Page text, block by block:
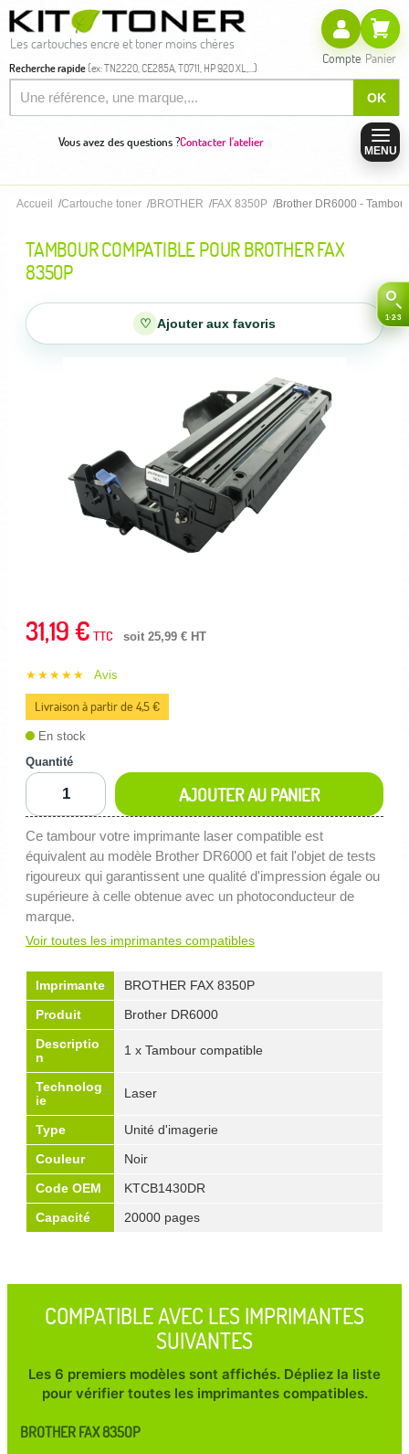
Les cartouches encre et toner moins chères
Recherche rapide(ex: TN2220, CE285A, T0711, HP 920 XL,...)
OK
Compte Panier
Vous avez des questions ?Contacter l'atelier
MENU
Accueil Cartouche toner BROTHER FAX 8350P Brother DR6000 -
TAMBOUR COMPATIBLE POUR BROTHER FAX
8350P
♡ Ajouter aux favoris
31,19 € TTC soit 25,99 € HT
★★★★★ Avis
Livraison à partir de 4,5 €
En stock
Quantité
AJOUTER AU PANIER
Ce tambour votre imprimante laser compatible est
équivalent au modèle Brother DR6000 et fait l'objet de tests
rigoureux qui garantissent une qualité d'impression égale ou
supérieure à celle obtenue avec un photoconducteur de
marque.
Voir toutes les imprimantes compatibles
Imprimante
BROTHER FAX 8350P
Produit
Brother DR6000
Descriptio
n
1 x Tambour compatible
Technolog
ie
Laser
Type
Unité d'imagerie
Couleur
Noir
Code OEM
KTCB1430DR
Capacité
20000 pages
COMPATIBLE AVEC LES IMPRIMANTES
SUIVANTES
Les 6 premiers modèles sont affichés. Dépliez la liste
pour vérifier toutes les imprimantes compatibles.
BROTHER FAX 8350P